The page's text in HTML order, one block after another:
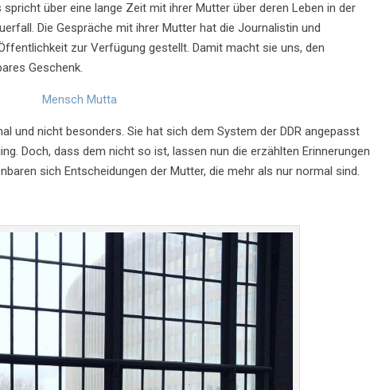
über eine lange Zeit mit ihrer Mutter über deren Leben in der
Die Gespräche mit ihrer Mutter hat die Journalistin und
zur Verfügung gestellt. Damit macht sie uns, den
Geschenk.
Mensch Mutta
und nicht besonders. Sie hat sich dem System der DDR angepasst
Doch, dass dem nicht so ist, lassen nun die erzählten Erinnerungen
sich Entscheidungen der Mutter, die mehr als nur normal sind.